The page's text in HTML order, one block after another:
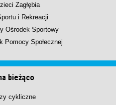
Zagłębia
i Rekreacji
Ośrodek Sportowy
Pomocy Społecznej
bieżąco
cykliczne